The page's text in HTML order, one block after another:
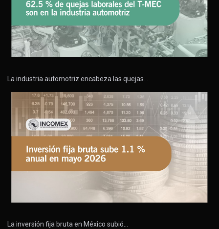
La industria automotriz encabeza las quejas…
La inversión fija bruta en México subió…